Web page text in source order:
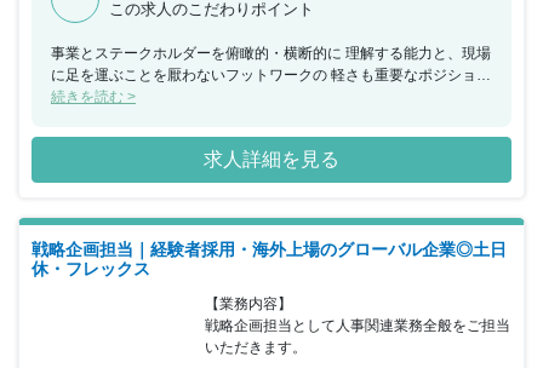
この求人のこだわりポイント
事業とステークホルダーを俯瞰的・横断的に 理解する能力と、現場
に足を運ぶことを厭わないフットワークの 軽さも重要なポジション
です。 ブランドクリエイション部は、あらゆるコミュニケーション
みを 行っています。 新設部署ゆえに、活動の多くは前例がないこ
とや、新たに 発展させていく業務が中心で、部署メンバー自らがゼ
ロから考え、 他部署を巻き込みながら実行しています。 前例踏襲
してゆける面白さがあり、挑戦したい人には 大きなやりがいを感じ
られるポジションです。 日本GLPは、”究極の業績拡大”を経営とし
て目指し、 事業の多角化を進めています。この事業成長スピードに
合わせた 企業認知拡大・企業ブランディングが急務となっており、
広報・ブランディング体制の強化を推進しています。 また、物流施
設事業で近年ブランド強化に取り組んでいる ALFALINK」ブランド
は、今後関西にも展開を広げていく 予定であり、エリアの広がりに
続きを読む >
求人詳細を見る
戦略企画担当｜経験者採用・海外上場のグローバル企業◎土日
休・フレックス
【業務内容】
戦略企画担当として人事関連業務全般をご担当
いただきます。